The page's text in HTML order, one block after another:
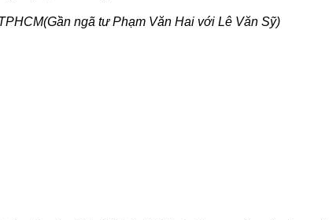
ngã tư Phạm Văn Hai với Lê Văn Sỹ)